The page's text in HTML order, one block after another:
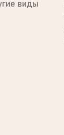
виды